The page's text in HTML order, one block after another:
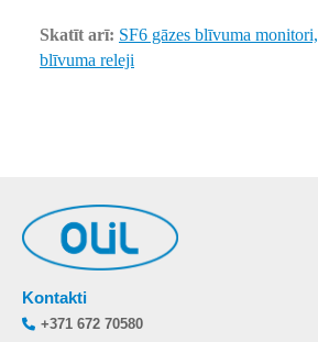
Skatīt arī: SF6 gāzes blīvuma monitori,
blīvuma releji
Kontakti
+371 672 70580